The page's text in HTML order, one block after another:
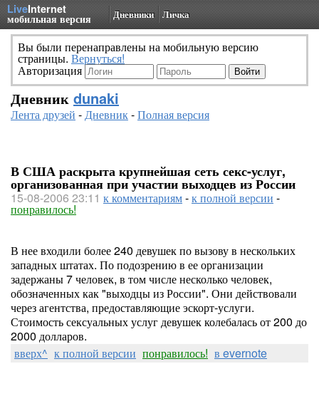
LiveInternet
мобильная версия Дневники Личка
Вы были перенаправлены на мобильную версию
страницы. Вернуться!
Авторизация
Дневник dunaki
Лента друзей -Дневник-Полная версия
В США раскрыта крупнейшая сеть секс-услуг,
организованная при участии выходцев из России
15-08-2006 23:11 к комментариям-к полной версии -
понравилось!
В нее входили более 240 девушек по вызову в нескольких
западных штатах. По подозрению в ее организации
задержаны 7 человек, в том числе несколько человек,
обозначенных как "выходцы из России". Они действовали
через агентства, предоставляющие эскорт-услуги.
Стоимость сексуальных услуг девушек колебалась от 200 до
2000 долларов.
вверх^ к полной версии понравилось! в evernote